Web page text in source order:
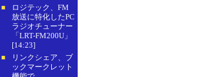
■
ロジテック、FM
放送に特化したPC
ラジオチューナー
「LRT-FM200U」
[14:23]
■
リンクシェア、ブ
ックマークレット